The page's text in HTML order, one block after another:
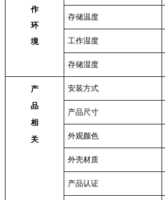
作
环
境
存储温度
工作湿度
存储湿度
产
品
相
关
安装方式
产品尺寸
外观颜色
外壳材质
产品认证